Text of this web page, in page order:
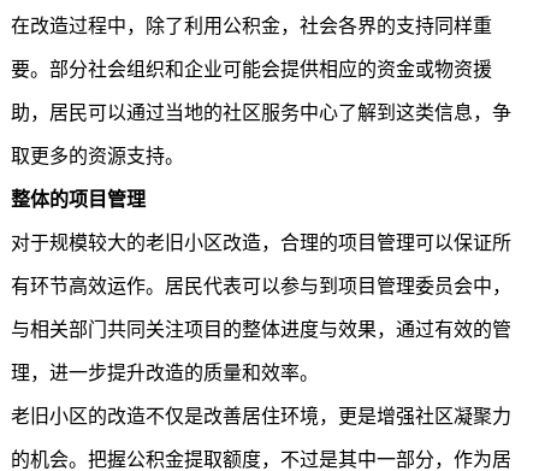
在改造过程中，除了利用公积金，社会各界的支持同样重
要。部分社会组织和企业可能会提供相应的资金或物资援
助，居民可以通过当地的社区服务中心了解到这类信息，争
取更多的资源支持。
整体的项目管理
对于规模较大的老旧小区改造，合理的项目管理可以保证所
有环节高效运作。居民代表可以参与到项目管理委员会中，
与相关部门共同关注项目的整体进度与效果，通过有效的管
理，进一步提升改造的质量和效率。
老旧小区的改造不仅是改善居住环境，更是增强社区凝聚力
的机会。把握公积金提取额度，不过是其中一部分，作为居